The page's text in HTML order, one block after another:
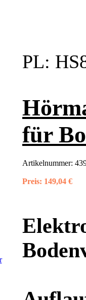
PL:
für
Artikelnummer:
Preis: 149,04 €